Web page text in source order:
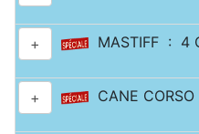
+ MASTIFF : 4
+ CANE